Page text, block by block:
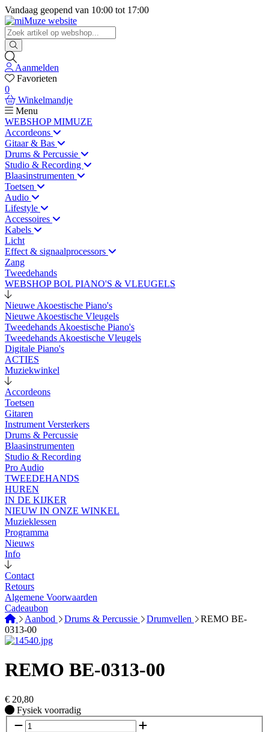
Vandaag geopend van 10:00 tot 17:00
Aanmelden
Favorieten
0
Winkelmandje
Menu
WEBSHOP MIMUZE
Accordeons
Gitaar & Bas
Drums & Percussie
Studio & Recording
Blaasinstrumenten
Toetsen
Audio
Lifestyle
Accessoires
Kabels
Licht
Effect & signaalprocessors
Zang
Tweedehands
WEBSHOP BOL PIANO'S & VLEUGELS
Nieuwe Akoestische Piano's
Nieuwe Akoestische Vleugels
Tweedehands Akoestische Piano's
Tweedehands Akoestische Vleugels
Digitale Piano's
ACTIES
Muziekwinkel
Accordeons
Toetsen
Gitaren
Instrument Versterkers
Drums & Percussie
Blaasinstrumenten
Studio & Recording
Pro Audio
TWEEDEHANDS
HUREN
IN DE KIJKER
NIEUW IN ONZE WINKEL
Muzieklessen
Programma
Nieuws
Info
Contact
Retours
Algemene Voorwaarden
Cadeaubon
Aanbod
Drums & Percussie Drumvellen
REMO BE-
0313-00
REMO BE-0313-00
€ 20,80
Fysiek voorradig
Fysiek voorradig